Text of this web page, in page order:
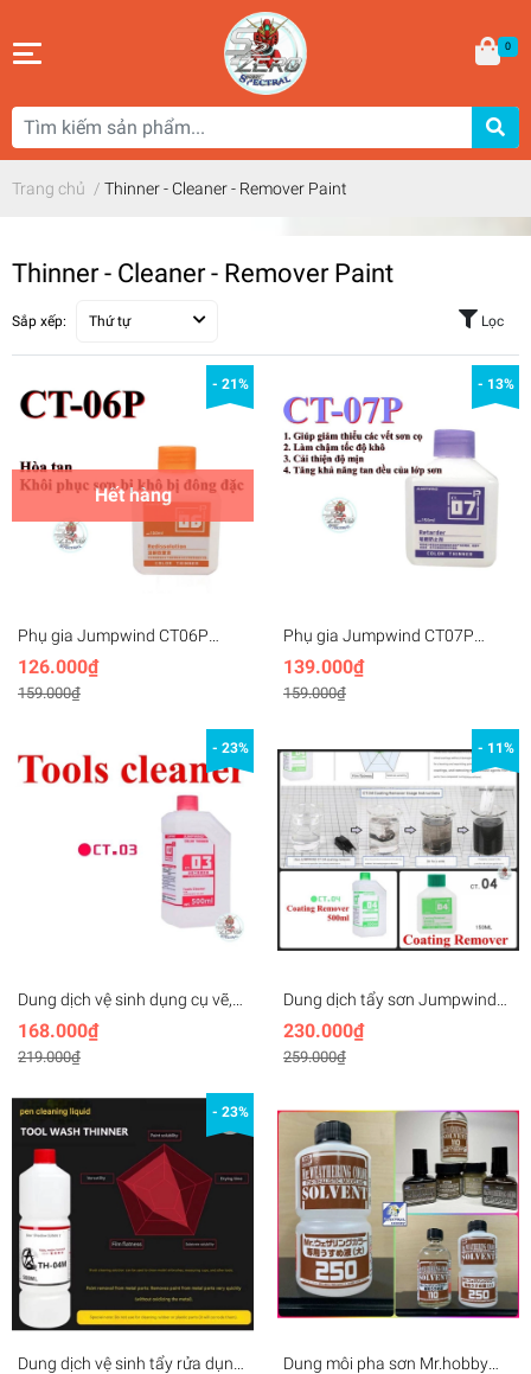
0
Trang chủ / Thinner - Cleaner - Remover Paint
Thinner - Cleaner - Remover Paint
Sắp xếp: Thứ tự Lọc
- 21%
Hết hàng
Phụ gia Jumpwind CT06P
Redissolution Khôi phục lại sơn
đã bị khô, đông đặc 150ml
126.000₫
159.000₫
- 13%
Phụ gia Jumpwind CT07P
Retarder Chất làm chậm, ngăn
ngừa vết bút, cải thiện độ mịn
lớp sơn
139.000₫
159.000₫
- 23%
Dung dịch vệ sinh dụng cụ vẽ,
bút sơn, cọ vẽ Jumpwind CT03
500ml (CT-03) Cleaning Fluid,
Brush Cleaner
168.000₫
219.000₫
- 11%
Dung dịch tẩy sơn Jumpwind
CT04 500ml (CT-04)
230.000₫
259.000₫
- 23%
Dung dịch vệ sinh tẩy rửa dụng
Dung môi pha sơn Mr.hobby